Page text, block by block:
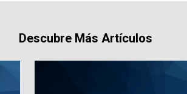
Descubre Más Artículos